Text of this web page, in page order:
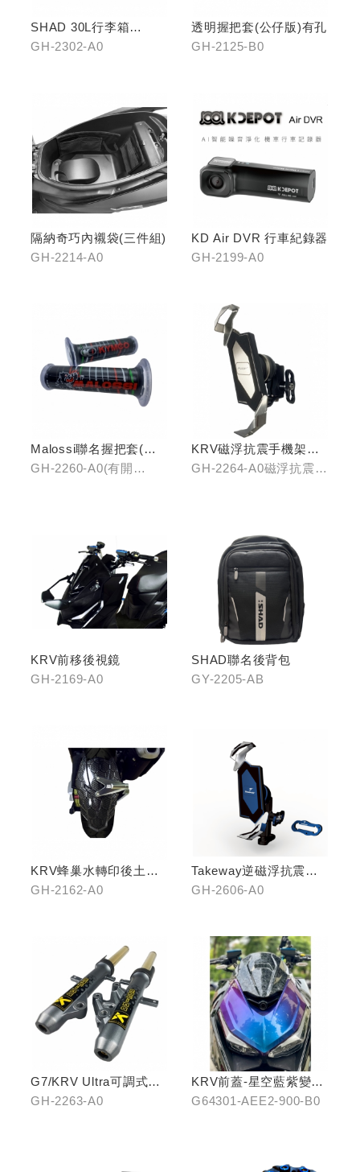
SHAD 30L行李箱
(KYMCO專屬款)
GH-2302-A0
透明握把套(公仔版)有孔
GH-2125-B0
隔納奇巧內襯袋(三件組)
GH-2214-A0
KD Air DVR 行車紀錄器
GH-2199-A0
Malossi聯名握把套(有
開口)/(無開口)
GH-2260-A0(有開
KRV磁浮抗震手機架組
(含整合支架)
GH-2264-A0磁浮抗震手
KRV前移後視鏡
GH-2169-A0
SHAD聯名後背包
GY-2205-AB
KRV蜂巢水轉印後土除
(鈦灰色)
GH-2162-A0
Takeway逆磁浮抗震手
機架
GH-2606-A0
G7/KRV Ultra可調式倒
立機構前叉組
GH-2263-A0
KRV前蓋-星空藍紫變色
龍
G64301-AEE2-900-B0